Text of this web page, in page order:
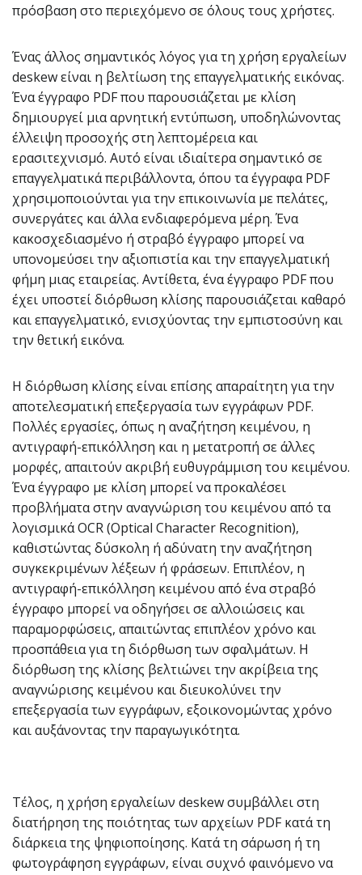
πρόσβαση στο περιεχόμενο σε όλους τους χρήστες.
Ένας άλλος σημαντικός λόγος για τη χρήση εργαλείων
deskew είναι η βελτίωση της επαγγελματικής εικόνας.
Ένα έγγραφο PDF που παρουσιάζεται με κλίση
δημιουργεί μια αρνητική εντύπωση, υποδηλώνοντας
έλλειψη προσοχής στη λεπτομέρεια και
ερασιτεχνισμό. Αυτό είναι ιδιαίτερα σημαντικό σε
επαγγελματικά περιβάλλοντα, όπου τα έγγραφα PDF
χρησιμοποιούνται για την επικοινωνία με πελάτες,
συνεργάτες και άλλα ενδιαφερόμενα μέρη. Ένα
κακοσχεδιασμένο ή στραβό έγγραφο μπορεί να
υπονομεύσει την αξιοπιστία και την επαγγελματική
φήμη μιας εταιρείας. Αντίθετα, ένα έγγραφο PDF που
έχει υποστεί διόρθωση κλίσης παρουσιάζεται καθαρό
και επαγγελματικό, ενισχύοντας την εμπιστοσύνη και
την θετική εικόνα.
Η διόρθωση κλίσης είναι επίσης απαραίτητη για την
αποτελεσματική επεξεργασία των εγγράφων PDF.
Πολλές εργασίες, όπως η αναζήτηση κειμένου, η
αντιγραφή-επικόλληση και η μετατροπή σε άλλες
μορφές, απαιτούν ακριβή ευθυγράμμιση του κειμένου.
Ένα έγγραφο με κλίση μπορεί να προκαλέσει
προβλήματα στην αναγνώριση του κειμένου από τα
λογισμικά OCR (Optical Character Recognition),
καθιστώντας δύσκολη ή αδύνατη την αναζήτηση
συγκεκριμένων λέξεων ή φράσεων. Επιπλέον, η
αντιγραφή-επικόλληση κειμένου από ένα στραβό
έγγραφο μπορεί να οδηγήσει σε αλλοιώσεις και
παραμορφώσεις, απαιτώντας επιπλέον χρόνο και
προσπάθεια για τη διόρθωση των σφαλμάτων. Η
διόρθωση της κλίσης βελτιώνει την ακρίβεια της
αναγνώρισης κειμένου και διευκολύνει την
επεξεργασία των εγγράφων, εξοικονομώντας χρόνο
και αυξάνοντας την παραγωγικότητα.
Τέλος, η χρήση εργαλείων deskew συμβάλλει στη
διατήρηση της ποιότητας των αρχείων PDF κατά τη
διάρκεια της ψηφιοποίησης. Κατά τη σάρωση ή τη
φωτογράφηση εγγράφων, είναι συχνό φαινόμενο να